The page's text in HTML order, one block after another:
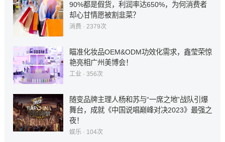
90%都是假货，利润率达650%，为何消费者
却心甘情愿被割韭菜？
消费 · 2379次
瞄准化妆品OEM&ODM功效化需求，鑫莹荣惊
艳亮相广州美博会！
工业· 356次
随变品牌主理人杨和苏与“一席之地”战队引爆
舞台，成就《中国说唱巅峰对决2023》最强之
夜！
娱乐· 104次